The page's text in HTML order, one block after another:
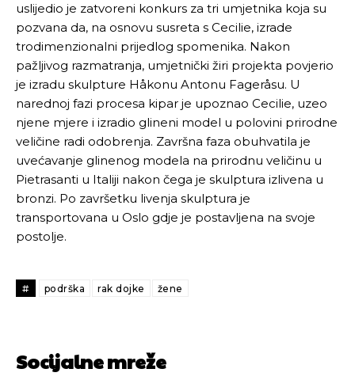
uslijedio je zatvoreni konkurs za tri umjetnika koja su
pozvana da, na osnovu susreta s Cecilie, izrade
trodimenzionalni prijedlog spomenika. Nakon
pažljivog razmatranja, umjetnički žiri projekta povjerio
je izradu skulpture Håkonu Antonu Fageråsu. U
narednoj fazi procesa kipar je upoznao Cecilie, uzeo
njene mjere i izradio glineni model u polovini prirodne
veličine radi odobrenja. Završna faza obuhvatila je
uvećavanje glinenog modela na prirodnu veličinu u
Pietrasanti u Italiji nakon čega je skulptura izlivena u
bronzi. Po završetku livenja skulptura je
transportovana u Oslo gdje je postavljena na svoje
postolje.
# podrška rak dojke žene
Socijalne mreže